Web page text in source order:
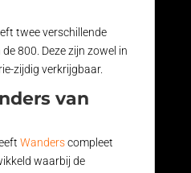
twee verschillende
800. Deze zijn zowel in
zijdig verkrijgbaar.
van
Wanderscompleet
waarbij de